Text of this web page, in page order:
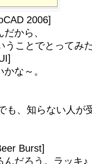
2006]
から、
うことでとってみ
な～。
も、知らない人が
Burst]
んだろう。ラッキ♪